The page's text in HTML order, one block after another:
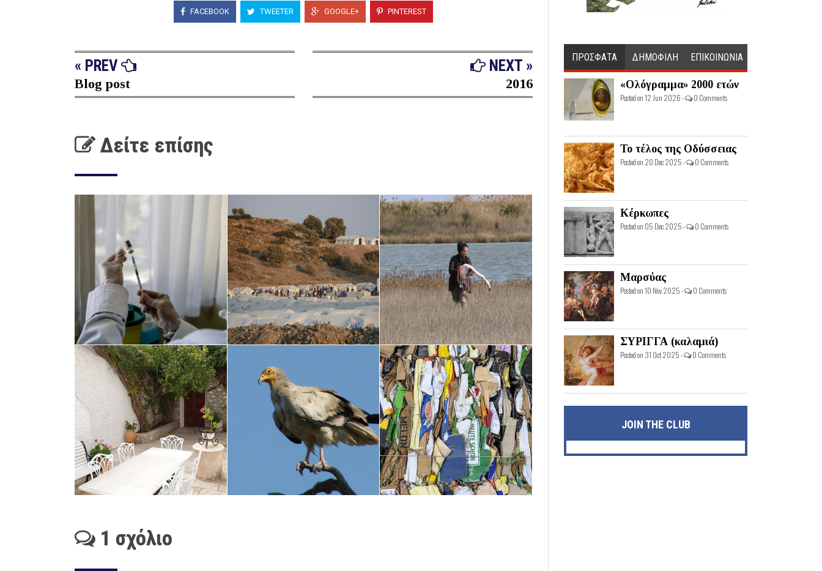
FACEBOOK TWEETER GOOGLE+ PINTEREST
« PREV
Blog post
NEXT »
2016
Δείτε επίσης
1 σχόλιο
ΠΡΟΣΦΑΤΑ ΔΗΜΟΦΙΛΗ ΕΠΙΚΟΙΝΩΝΙΑ
«Ολόγραμμα» 2000 ετών
Posted on 12 Jun 2026 - 0 Comments
Το τέλος της Οδύσσειας
Posted on 20 Dec 2025 - 0 Comments
Κέρκωπες
Posted on 05 Dec 2025 - 0 Comments
Μαρσύας
Posted on 10 Nov 2025 - 0 Comments
ΣΥΡΙΓΓΑ (καλαμιά)
Posted on 31 Oct 2025 - 0 Comments
JOIN THE CLUB